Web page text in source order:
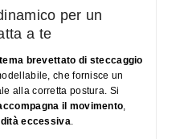
per un
a te
brevettato di steccaggio
che fornisce un
alla corretta postura. Si
il movimento,
eccessiva.